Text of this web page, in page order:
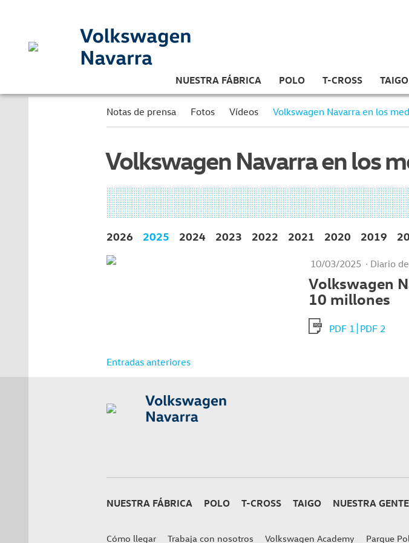
NUESTRA FÁBRICA POLO T-CROSS TAIGO
Notas de prensa Fotos Vídeos Volkswagen Navarra en los
Volkswagen Navarra en los
2026 2025 2024 2023 2022 2021 2020 2019
10/03/2025 · Diario
Volkswagen
10 millones
PDF 1 PDF 2
Navegación
Entradas anteriores
NUESTRA FÁBRICA POLO T-CROSS TAIGO NUESTRA GENTE
Cómo llegar Trabaja con nosotros Volkswagen Academy Parque